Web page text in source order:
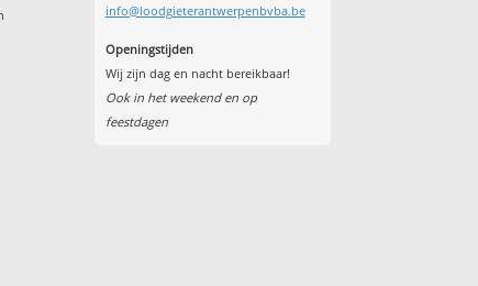
info@loodgieterantwerpenbvba.be
Openingstijden
Wij zijn dag en nacht bereikbaar!
Ook in het weekend en op
feestdagen